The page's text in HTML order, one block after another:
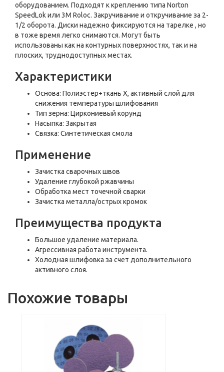
оборудованием. Подходят к креплению типа Norton
SpeedLok или 3M Roloc. Закручивание и откручивание за 2-
1/2 оборота. Диски надежно фиксируются на тарелке , но
в тоже время легко снимаются. Могут быть
использованы как на контурных поверхностях, так и на
плоских, труднодоступных местах.
Характеристики
Основа: Полиэстер+ткань Х, активный слой для
снижения температуры шлифования
Тип зерна: Циркониевый корунд
Насыпка: Закрытая
Связка: Синтетическая смола
Применение
Зачистка сварочных швов
Удаление глубокой ржавчины
Обработка мест точечной сварки
Зачистка металла/острых кромок
Преимущества продукта
Большое удаление материала.
Агрессивная работа инструмента.
Холодная шлифовка за счет дополнительного
активного слоя.
Похожие товары